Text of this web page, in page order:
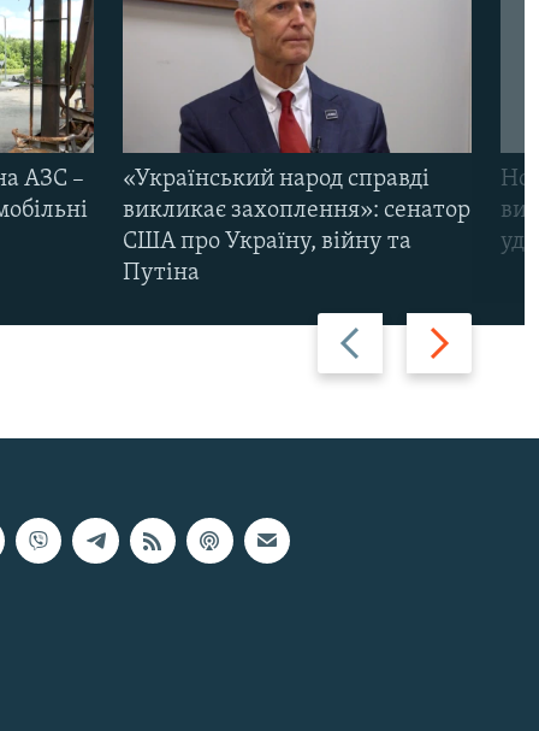
Назад Вперед
АЗС –
«Український народ справді
викликає захоплення»: сенатор
США про Україну, війну та
Путіна